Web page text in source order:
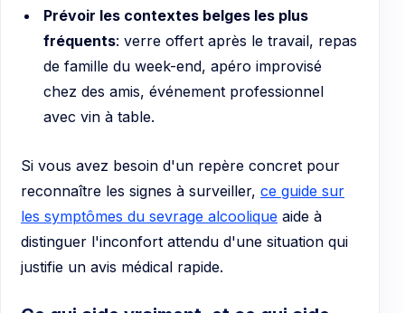
Prévoir les contextes belges les plus
fréquents: verre offert après le travail, repas
de famille du week-end, apéro improvisé
chez des amis, événement professionnel
avec vin à table.
Si vous avez besoin d'un repère concret pour
reconnaître les signes à surveiller, ce guide sur
les symptômes du sevrage alcoolique aide à
distinguer l'inconfort attendu d'une situation qui
justifie un avis médical rapide.